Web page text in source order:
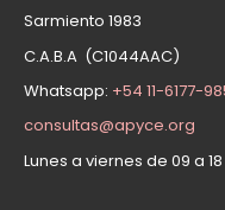
Sarmiento 1983
C.A.B.A (C1044AAC)
Whatsapp: +54 11-6177-
consultas@apyce.org
Lunes a viernes de 09 a 18